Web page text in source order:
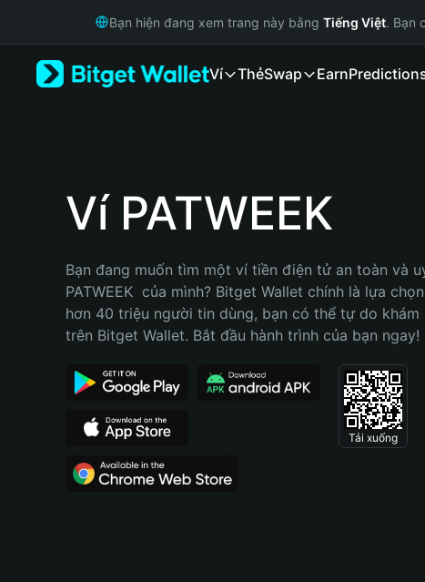
Русский
Bahasa Indonesia
Português (Brasil)
Bạn hiện đang xem trang này bằng Tiếng Việt. Bạn
Ví ThẻSwap Earn
Ví PATWEEK
Bạn đang muốn tìm một ví tiền điện tử an toàn và
PATWEEK  của mình? Bitget Wallet chính là lựa
hơn 40 triệu người tin dùng, bạn có thể tự do khám
trên Bitget Wallet. Bắt đầu hành trình của bạn ngay!
Tải xuống